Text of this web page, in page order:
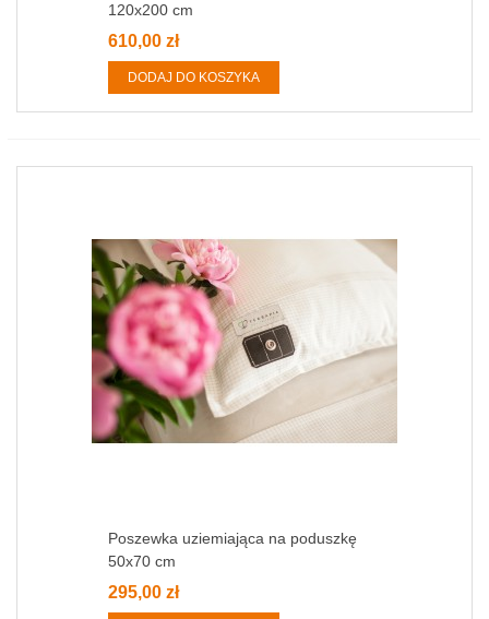
120x200 cm
610,00 zł
DODAJ DO KOSZYKA
Poszewka uziemiająca na poduszkę
50x70 cm
295,00 zł